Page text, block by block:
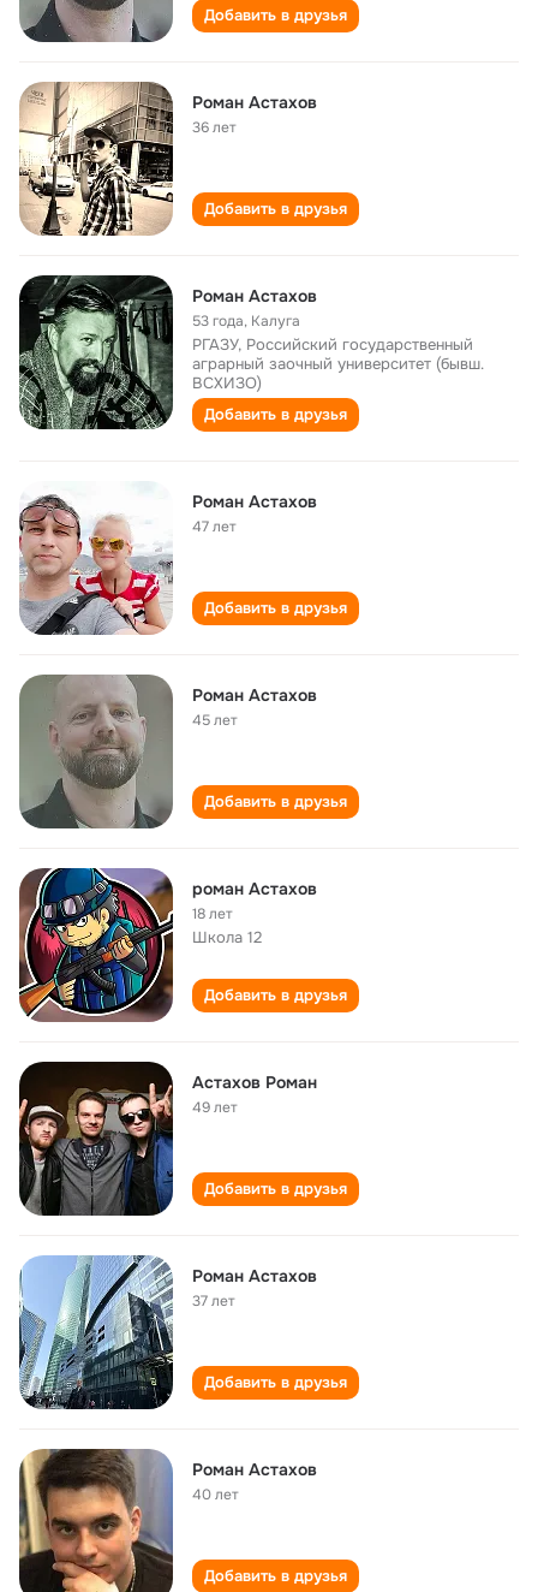
Добавить в друзья
Роман Астахов
36 лет
Добавить в друзья
Роман Астахов
53 года, Калуга
РГАЗУ, Российский государственный
аграрный заочный университет (бывш.
ВСХИЗО)
Добавить в друзья
Роман Астахов
47 лет
Добавить в друзья
Роман Астахов
45 лет
Добавить в друзья
роман Астахов
18 лет
Школа 12
Добавить в друзья
Астахов Роман
49 лет
Добавить в друзья
Роман Астахов
37 лет
Добавить в друзья
Роман Астахов
40 лет
Добавить в друзья